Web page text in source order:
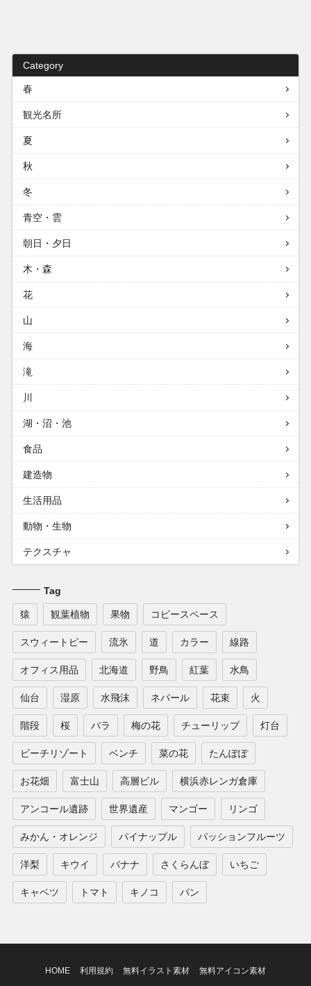
Category
春
観光名所
夏
秋
冬
青空・雲
朝日・夕日
木・森
花
山
海
滝
川
湖・沼・池
食品
建造物
生活用品
動物・生物
テクスチャ
Tag
猿 観葉植物 果物 コピースペース
スウィートピー 流氷 道 カラー 線路
オフィス用品 北海道 野鳥 紅葉 水鳥
仙台 湿原 水飛沫 ネパール 花束 火
階段 桜 バラ 梅の花 チューリップ 灯台
ビーチリゾート ベンチ 菜の花 たんぽぽ
お花畑 富士山 高層ビル 横浜赤レンガ倉庫
アンコール遺跡 世界遺産 マンゴー リンゴ
みかん・オレンジ パイナップル パッションフルーツ
洋梨 キウイ バナナ さくらんぼ いちご
キャベツ トマト キノコ パン
HOME 利用規約 無料イラスト素材 無料アイコン素材